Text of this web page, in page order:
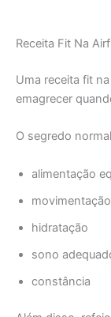
Receita Fit Na
Uma receita fit
emagrecer
O segredo
alimentação
hidratação
sono
constância